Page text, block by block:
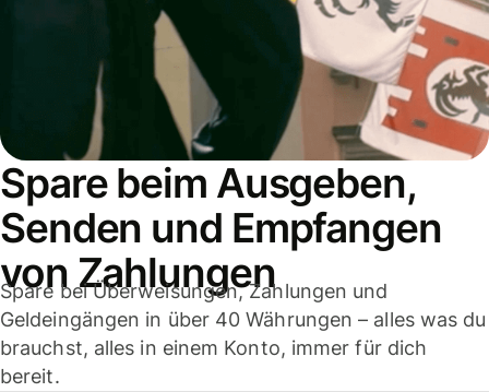
Spare beim Ausgeben,
Senden und Empfangen
von Zahlungen
Spare bei Überweisungen, Zahlungen und
Geldeingängen in über 40 Währungen – alles was du
brauchst, alles in einem Konto, immer für dich
bereit.